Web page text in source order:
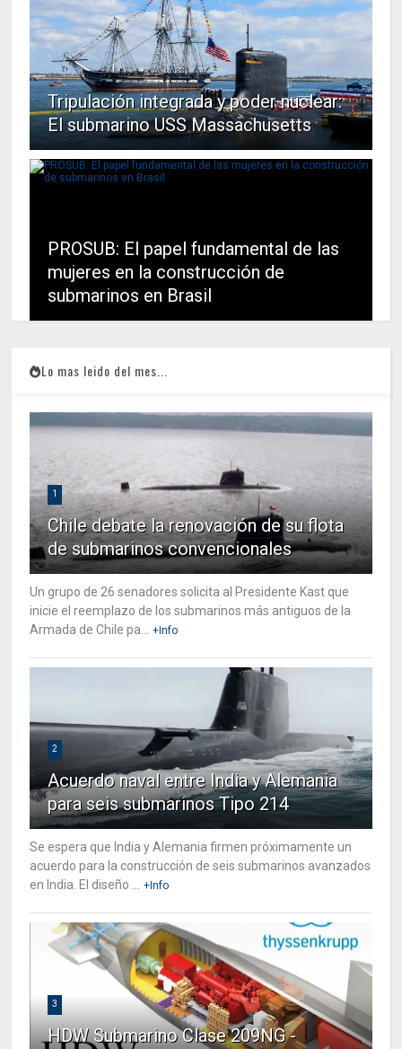
Tripulación integrada y poder nuclear:
El submarino USS Massachusetts
PROSUB: El papel fundamental de las
mujeres en la construcción de
submarinos en Brasil
Lo mas leido del mes...
1
Chile debate la renovación de su flota
de submarinos convencionales
Un grupo de 26 senadores solicita al Presidente Kast que
inicie el reemplazo de los submarinos más antiguos de la
Armada de Chile pa...
+Info
2
Acuerdo naval entre India y Alemania
para seis submarinos Tipo 214
Se espera que India y Alemania firmen próximamente un
acuerdo para la construcción de seis submarinos avanzados
en India. El diseño ...
+Info
3
HDW Submarino Clase 209NG -